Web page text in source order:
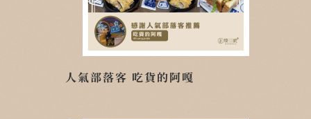
人氣部落客 吃貨的阿嘎